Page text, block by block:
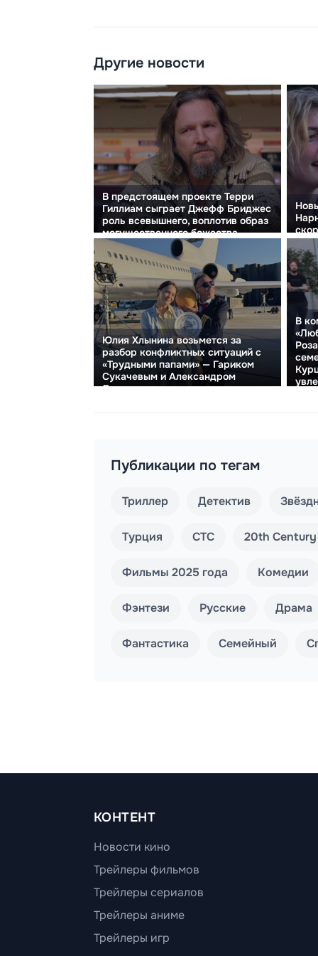
Другие новости
В предстоящем проекте Терри
Гиллиам сыграет Джефф Бриджес
роль всевышнего, воплотив образ
могущественного божества.
Юлия Хлынина возьмется за
разбор конфликтных ситуаций с
«Трудными папами» — Гариком
Сукачевым и Александром
Лыковым.
В
Публикации по тегам
Триллер Детектив
Турция СТС 20th
Фильмы 2025 года Комедии
Фэнтези Русские Драма
Фантастика Семейный
КОНТЕНТ
Новости кино
Трейлеры фильмов
Трейлеры сериалов
Трейлеры аниме
Трейлеры игр